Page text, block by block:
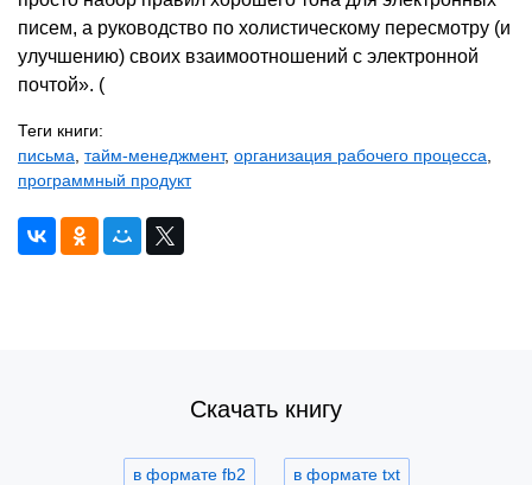
писем, а руководство по холистическому пересмотру (и
улучшению) своих взаимоотношений с электронной
почтой». (
Теги книги:
письма тайм-менеджмент, организация рабочего процесса
программный продукт
Скачать книгу
в формате fb2 в формате txt